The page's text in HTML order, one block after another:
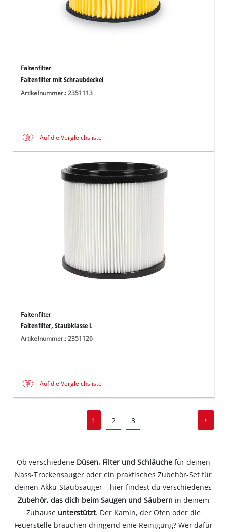
Faltenfilter
Faltenfilter mit Schraubdeckel
Artikelnummer.: 2351113
Auf die Vergleichsliste
Faltenfilter
Faltenfilter, Staubklasse L
Artikelnummer.: 2351126
Auf die Vergleichsliste
1 2 3
Ob verschiedene Düsen, Filter und Schläuchefür deinen
Nass-Trockensauger oder ein praktisches Zubehör-Set für
deinen Akku-Staubsauger – hier findest du verschiedenes
Zubehör, das dich beim Saugen und Säubern in deinem
Zuhause unterstützt. Der Kamin, der Ofen oder die
Feuerstelle brauchen dringend eine Reinigung? Wer dafür